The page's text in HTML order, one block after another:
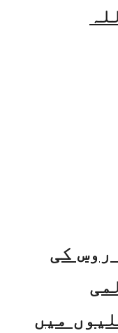
روس کی
میں